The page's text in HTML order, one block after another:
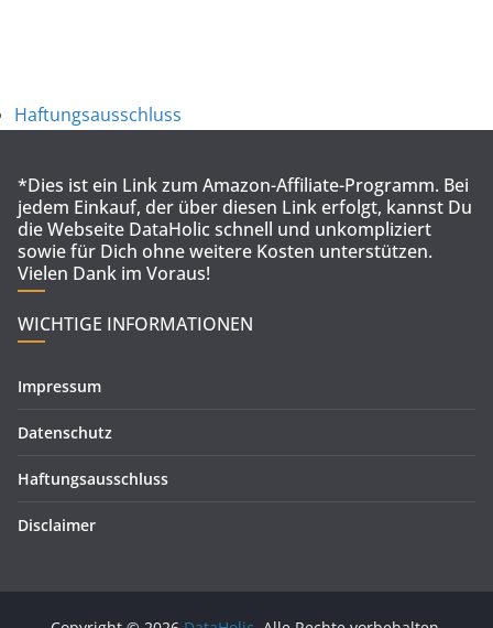
Haftungsausschluss
*Dies ist ein Link zum Amazon-Affiliate-Programm. Bei
jedem Einkauf, der über diesen Link erfolgt, kannst Du
die Webseite DataHolic schnell und unkompliziert
sowie für Dich ohne weitere Kosten unterstützen.
Vielen Dank im Voraus!
WICHTIGE INFORMATIONEN
Impressum
Datenschutz
Haftungsausschluss
Disclaimer